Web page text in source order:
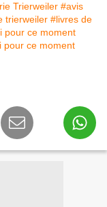
Trierweiler #avis
trierweiler #livres de
pour ce moment
pour ce moment